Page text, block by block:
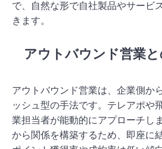
で、自然な形で自社製品やサービ
きます。
アウトバウンド営業
アウトバウンド営業は、企業側か
ッシュ型の手法です。テレアポや
業担当者が能動的にアプローチし
から関係を構築するため、即座に